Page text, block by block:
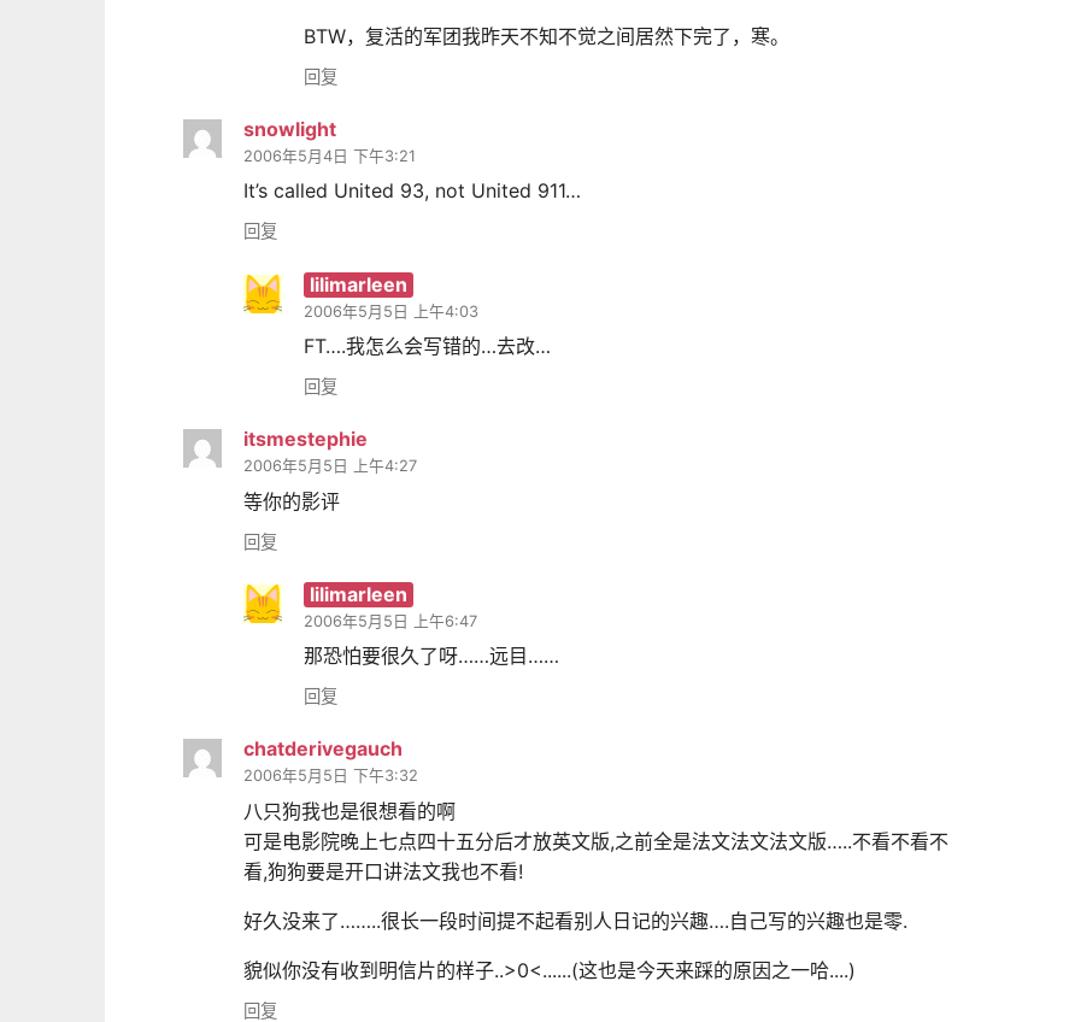
BTW，复活的军团我昨天不知不觉之间居然下完了，寒。
回复
snowlight
2006年5月4日 下午3:21
It’s called United 93, not United 911…
回复
lilimarleen
2006年5月5日 上午4:03
FT….我怎么会写错的…去改…
回复
itsmestephie
2006年5月5日 上午4:27
等你的影评
回复
lilimarleen
2006年5月5日 上午6:47
那恐怕要很久了呀……远目……
回复
chatderivegauch
2006年5月5日 下午3:32
八只狗我也是很想看的啊
可是电影院晚上七点四十五分后才放英文版,之前全是法文法文法文版…..不看不看不
看,狗狗要是开口讲法文我也不看!
好久没来了……..很长一段时间提不起看别人日记的兴趣….自己写的兴趣也是零.
貌似你没有收到明信片的样子..>0<......(这也是今天来踩的原因之一哈....)
回复